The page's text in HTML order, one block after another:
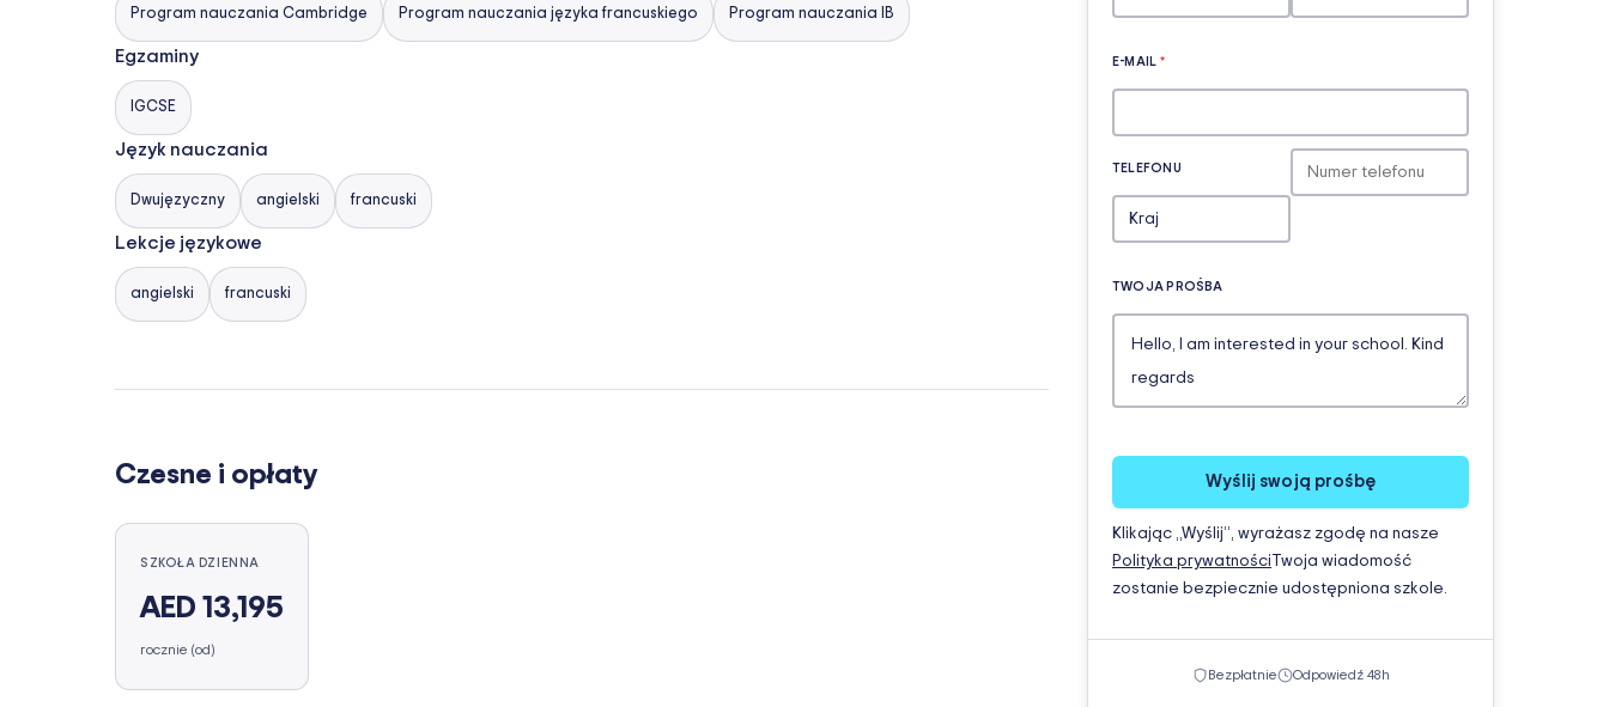
Program nauczania Cambridge Program nauczania języka francuskiego Program nauczania IB
Egzaminy
IGCSE
Język nauczania
Dwujęzyczny angielski francuski
Lekcje językowe
angielski francuski
Czesne i opłaty
SZKOŁA DZIENNA
AED 13,195
rocznie (od)
E-MAIL *
TELEFONU
TWOJA PROŚBA
Wyślij swoją prośbę
Klikając „Wyślij”, wyrażasz zgodę na nasze
Polityka prywatności Twoja wiadomość
zostanie bezpiecznie udostępniona szkole.
Bezpłatnie Odpowiedź 48h